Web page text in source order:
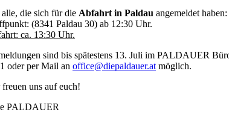
die sich für die Abfahrt in Paldau angemeldet haben:
(8341 Paldau 30) ab 12:30 Uhr.
ca. 13:30 Uhr.
sind bis spätestens 13. Juli im PALDAUER
oder per Mail an office@diepaldauer.at möglich.
uns auf euch!
PALDAUER